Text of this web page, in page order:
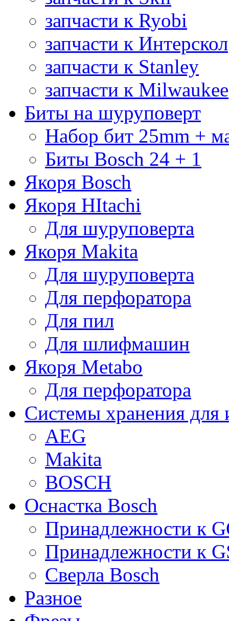
запчасти к Ryobi
запчасти к Интерскол
запчасти к Stanley
запчасти к Milwaukee
Биты на шуруповерт
Набор бит 25mm +
Биты Bosch 24 + 1
Якоря Bosch
Якоря HItachi
Для шуруповерта
Якоря Makita
Для шуруповерта
Для перфоратора
Для пил
Для шлифмашин
Якоря Metabo
Для перфоратора
Системы хранения для
AEG
Makita
BOSCH
Оснастка Bosch
Принадлежности к
Принадлежности к
Сверла Bosch
Разное